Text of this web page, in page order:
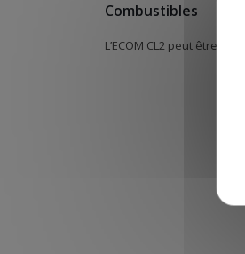
Combustibles
L’ECOM CL2 peut être